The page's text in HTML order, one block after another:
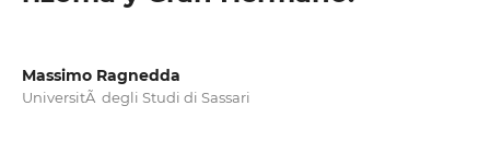
Massimo Ragnedda
UniversitÃ degli Studi di Sassari